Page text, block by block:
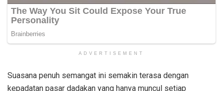
ADVERTISEMENT
Suasana penuh semangat ini semakin terasa dengan
kepadatan pasar dadakan yang hanya muncul setiap